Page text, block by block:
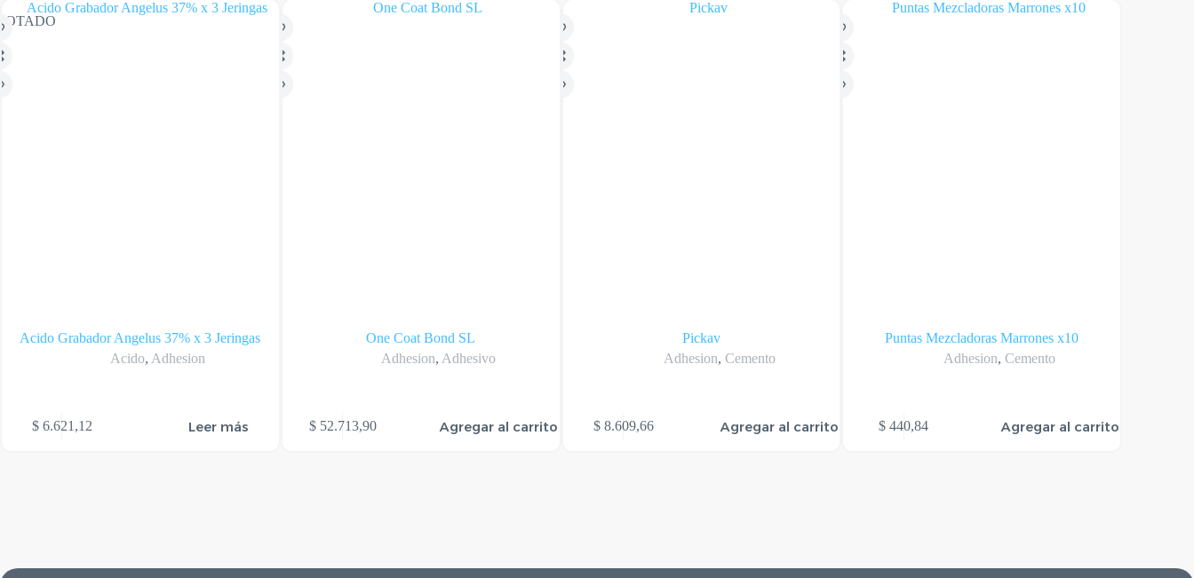
Acido Grabador Angelus 37% x 3 Jeringas
Acido, Adhesion
$6.621,12 Leer más
One Coat Bond SL
Adhesion, Adhesivo
$52.713,90 Agregar al carrito
Pickav
Adhesion, Cemento
$8.609,66 Agregar al carrito
Puntas Mezcladoras Marrones x10
Adhesion,Cemento
$ 440,84 Agregar al carritoproducto
en